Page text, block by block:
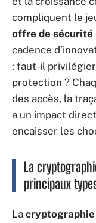
compliquent le
offre de sécurité
cadence
: faut-il
protection ?
des accès, la
a un impact
encaisser les
La
principaux
La cryptographie